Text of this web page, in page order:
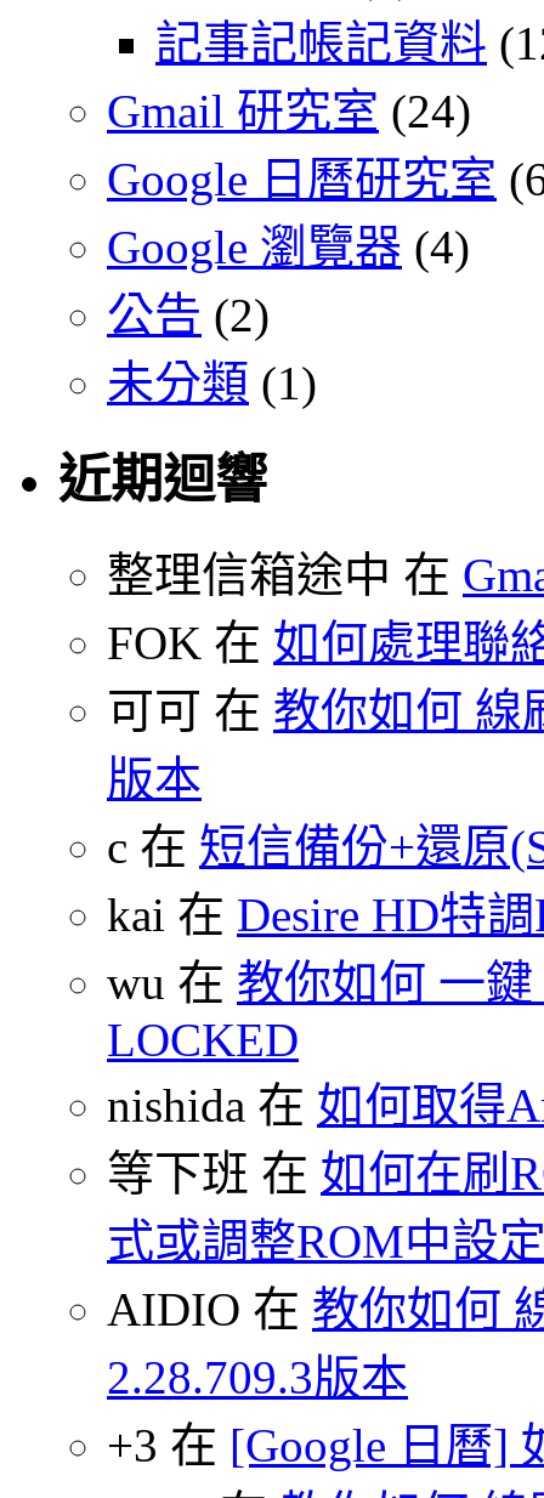
記事記帳記資料
Gmail 研究室 (24)
Google 日曆研究室
Google 瀏覽器 (4)
公告 (2)
未分類 (1)
近期迴響
整理信箱途中 在
FOK 在 如何處理聯
可可 在 教你如何 線
版本
c 在 短信備份+還原
kai 在 Desire HD特
wu 在 教你如何 一
LOCKED
nishida 在 如何取得
等下班 在 如何在刷
式或調整ROM中設
AIDIO 在 教你如何
2.28.709.3版本
+3 在 [Google 日曆]